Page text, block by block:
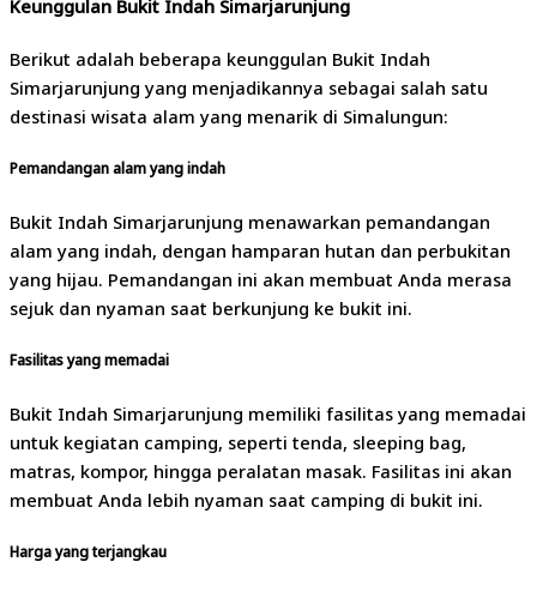
Keunggulan Bukit Indah Simarjarunjung
Berikut adalah beberapa keunggulan Bukit Indah
Simarjarunjung yang menjadikannya sebagai salah satu
destinasi wisata alam yang menarik di Simalungun:
Pemandangan alam yang indah
Bukit Indah Simarjarunjung menawarkan pemandangan
alam yang indah, dengan hamparan hutan dan perbukitan
yang hijau. Pemandangan ini akan membuat Anda merasa
sejuk dan nyaman saat berkunjung ke bukit ini.
Fasilitas yang memadai
Bukit Indah Simarjarunjung memiliki fasilitas yang memadai
untuk kegiatan camping, seperti tenda, sleeping bag,
matras, kompor, hingga peralatan masak. Fasilitas ini akan
membuat Anda lebih nyaman saat camping di bukit ini.
Harga yang terjangkau